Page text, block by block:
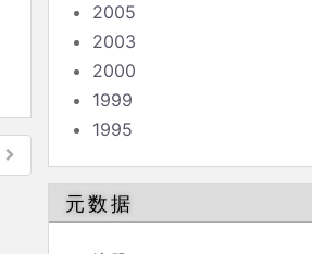
2005
2003
2000
1999
1995
元数据